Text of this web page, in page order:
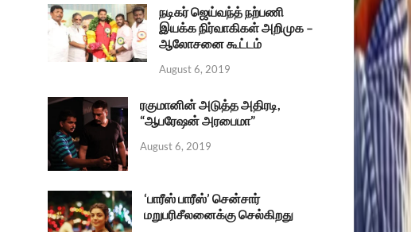
நடிகர் ஜெய்வந்த் நற்பணி
இயக்க நிர்வாகிகள் அறிமுக –
ஆலோசனை கூட்டம்
August 6, 2019
ரகுமானின் அடுத்த அதிரடி,
“ஆபரேஷன் அரபைமா”
August 6, 2019
‘பாரீஸ் பாரீஸ்’ சென்சார்
மறுபரிசீலனைக்கு செல்கிறது